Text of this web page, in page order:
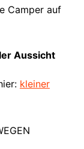
Camper auf
Aussicht
kleiner